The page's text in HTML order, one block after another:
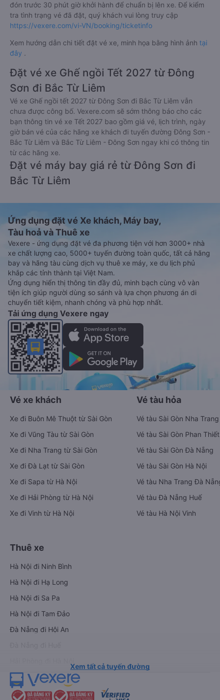
đón trước 30 phút giờ khởi hành để chuẩn bị lên xe. Để kiểm
tra tình trạng vé đã đặt, quý khách vui lòng truy cập
https://vexere.com/vi-VN/booking/ticketinfo
Xem hướng dẫn chi tiết đặt vé xe, minh họa bằng hình ảnh tại
đây .
Đặt vé xe Ghế ngồi Tết 2027 từ Đông
Sơn đi Bắc Từ Liêm
Vé xe Ghế ngồi tết 2027 từ Đông Sơn đi Bắc Từ Liêm vẫn
chưa được công bố. Vexere.com sẽ sớm thông báo cho các
bạn thông tin vé xe Tết 2027 bao gồm giá vé, lịch trình, ngày
giờ bán vé của các hãng xe khách đi tuyến đường Đông Sơn -
Bắc Từ Liêm và Bắc Từ Liêm - Đông Sơn ngay khi có thông tin
từ các hãng xe.
Đặt vé máy bay giá rẻ từ Đông Sơn đi
Bắc Từ Liêm
Ứng dụng đặt vé Xe khách, Máy bay,
Tàu hoả và Thuê xe
Vexere - ứng dụng đặt vé đa phương tiện với hơn 3000+ nhà
xe chất lượng cao, 5000+ tuyến đường toàn quốc, tất cả hãng
bay và hãng tàu cùng dịch vụ thuê xe máy, xe du lịch phủ
khắp các tỉnh thành tại Việt Nam.
Ứng dụng hiển thị thông tin đầy đủ, minh bạch cùng vô vàn
tiện ích giúp người dùng so sánh và lựa chọn phương án di
chuyển tiết kiệm, nhanh chóng và phù hợp nhất.
Tải ứng dụng Vexere ngay
Vé xe khách
Xe đi Buôn Mê Thuột từ Sài Gòn
Xe đi Vũng Tàu từ Sài Gòn
Xe đi Nha Trang từ Sài Gòn
Xe đi Đà Lạt từ Sài Gòn
Xe đi Sapa từ Hà Nội
Xe đi Hải Phòng từ Hà Nội
Xe đi Vinh từ Hà Nội
Vé tàu hỏa
Vé tàu Sài Gòn Nha Trang
Vé tàu Sài Gòn Phan Thiết
Vé tàu Sài Gòn Đà Nẵng
Vé tàu Sài Gòn Hà Nội
Vé tàu Nha Trang Đà
Vé tàu Đà Nẵng Huế
Vé tàu Hà Nội Vinh
Thuê xe
Hà Nội đi Ninh Bình
Hà Nội đi Hạ Long
Hà Nội đi Sa Pa
Hà Nội đi Tam Đảo
Đà Nẵng đi Hội An
Xem tất cả tuyến đường